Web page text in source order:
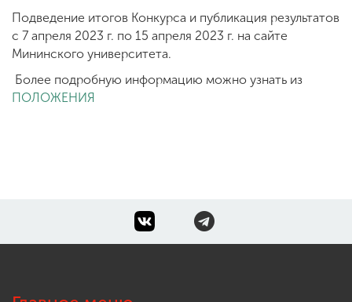
Подведение итогов Конкурса и публикация результатов
с 7 апреля 2023 г. по 15 апреля 2023 г. на сайте
Мининского университета.
Более подробную информацию можно узнать из
ПОЛОЖЕНИЯ